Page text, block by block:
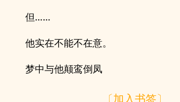
但……
他实在不能不在意。
梦中与他颠鸾倒凤
〔加入书签〕